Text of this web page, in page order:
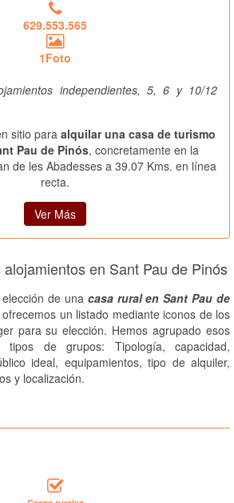
629.553.565
1Foto
independientes, 5, 6 y 10/12
sitio para alquilar una casa de turismo
Pau de Pinós, concretamente en la
de les Abadesses a 39.07 Kms. en línea
recta.
Ver Más
en Sant Pau de Pinós
de una casa rural en Sant Pau de
un listado mediante iconos de los
para su elección. Hemos agrupado esos
tipos de grupos: Tipología, capacidad,
ideal, equipamientos, tipo de alquiler,
y localización.